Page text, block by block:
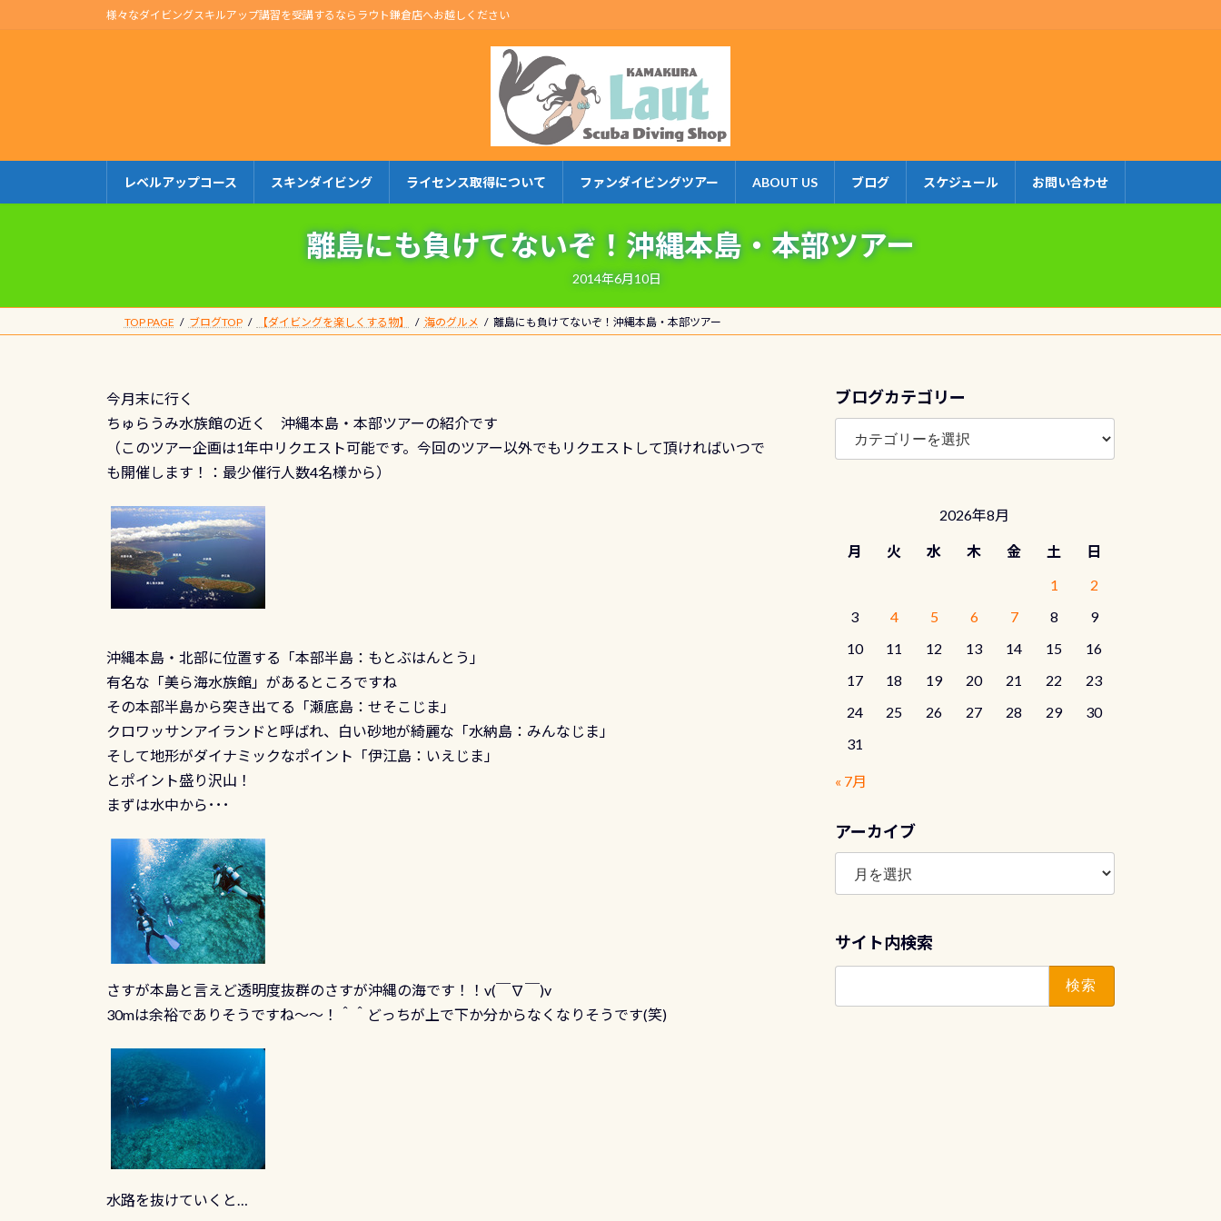
ン
キ
プ
ビ
に
動
様々なダイビングスキルアップ講習を受講するならラウト鎌倉店へお越しください
レベルアップコース スキンダイビング ライセンス取得について ファンダイビングツアー ABOUT US ブログ スケジュール お問い合わせ
離島にも負けてないぞ！沖縄本島・本部ツアー
2014年6月10日
TOP PAGE ブログTOP 【ダイビングを楽しくする物】 海のグルメ 離島にも負けてないぞ！沖縄本島・本部ツアー
今月末に行く
ちゅらうみ水族館の近く 沖縄本島・本部ツアーの紹介です
（このツアー企画は1年中リクエスト可能です。今回のツアー以外でもリクエストして頂ければいつで
も開催します！：最少催行人数4名様から）
沖縄本島・北部に位置する「本部半島：もとぶはんとう」
有名な「美ら海水族館」があるところですね
その本部半島から突き出てる「瀬底島：せそこじま」
クロワッサンアイランドと呼ばれ、白い砂地が綺麗な「水納島：みんなじま」
そして地形がダイナミックなポイント「伊江島：いえじま」
とポイント盛り沢山！
まずは水中から･･･
さすが本島と言えど透明度抜群のさすが沖縄の海です！！v(￣∇￣)v
30mは余裕でありそうですね～～！＾＾どっちが上で下か分からなくなりそうです(笑)
水路を抜けていくと…
ブログカテゴリー
ブ
グ
2026年8月
月 火 水 木 金 土
日
1
2
3
4 5 6 7 8
9
10
11 12 13 14 15
16
17
18 19 20 21 22
23
24
25 26 27 28 29
30
31
« 7月
アーカイブ
ア
カ
ブ
サイト内検索